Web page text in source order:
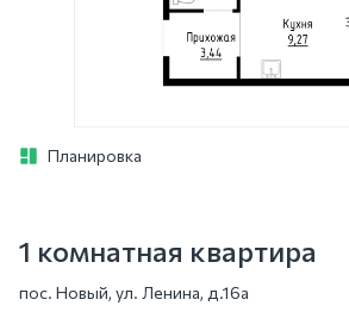
Планировка
1 комнатная квартира
пос. Новый, ул. Ленина, д.16а